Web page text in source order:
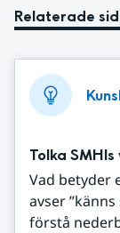
Relaterade
Tolka
Vad betyder
avser
förstå